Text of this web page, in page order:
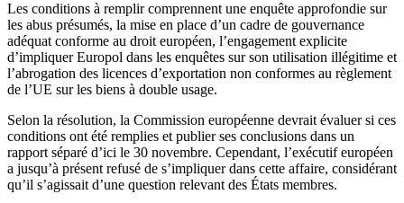
Les conditions à remplir comprennent une enquête approfondie sur
les abus présumés, la mise en place d’un cadre de gouvernance
adéquat conforme au droit européen, l’engagement explicite
d’impliquer Europol dans les enquêtes sur son utilisation illégitime et
l’abrogation des licences d’exportation non conformes au règlement
de l’UE sur les biens à double usage.
Selon la résolution, la Commission européenne devrait évaluer si ces
conditions ont été remplies et publier ses conclusions dans un
rapport séparé d’ici le 30 novembre. Cependant, l’exécutif européen
a jusqu’à présent refusé de s’impliquer dans cette affaire, considérant
qu’il s’agissait d’une question relevant des États membres.